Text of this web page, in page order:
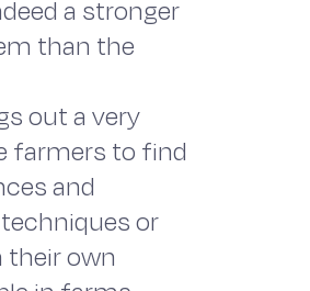
a stronger
than the
out a very
farmers to find
and
or
their own